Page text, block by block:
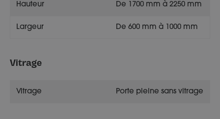
Hauteur De 1700 mm à 2250 mm
Largeur De 600 mm à 1000 mm
Vitrage
Vitrage Porte pleine sans vitrage